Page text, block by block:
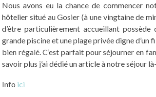
Nous avons eu la chance de commencer
hôtelier situé au Gosier (à une vingtaine de
d’être particulièrement accueillant
grande piscine et une plage privée digne d’un
bien régalé. C’est parfait pour séjourner en
savoir plus j’ai dédié un article à notre séjour
Info ici